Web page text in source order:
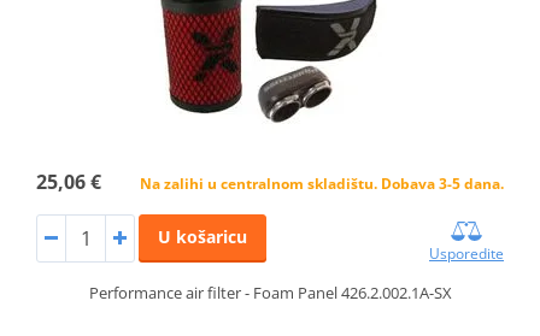
25,06 € Na zalihi u centralnom skladištu. Dobava 3-5 dana.
U košaricu
Usporedite
Performance air filter - Foam Panel 426.2.002.1A-SX